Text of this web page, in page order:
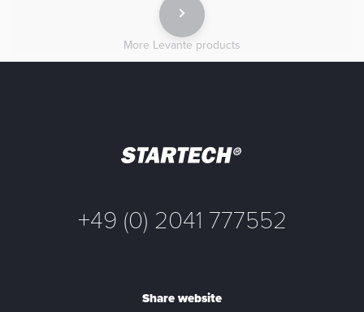
More Levante products
+49 (0) 2041 777552
Share website